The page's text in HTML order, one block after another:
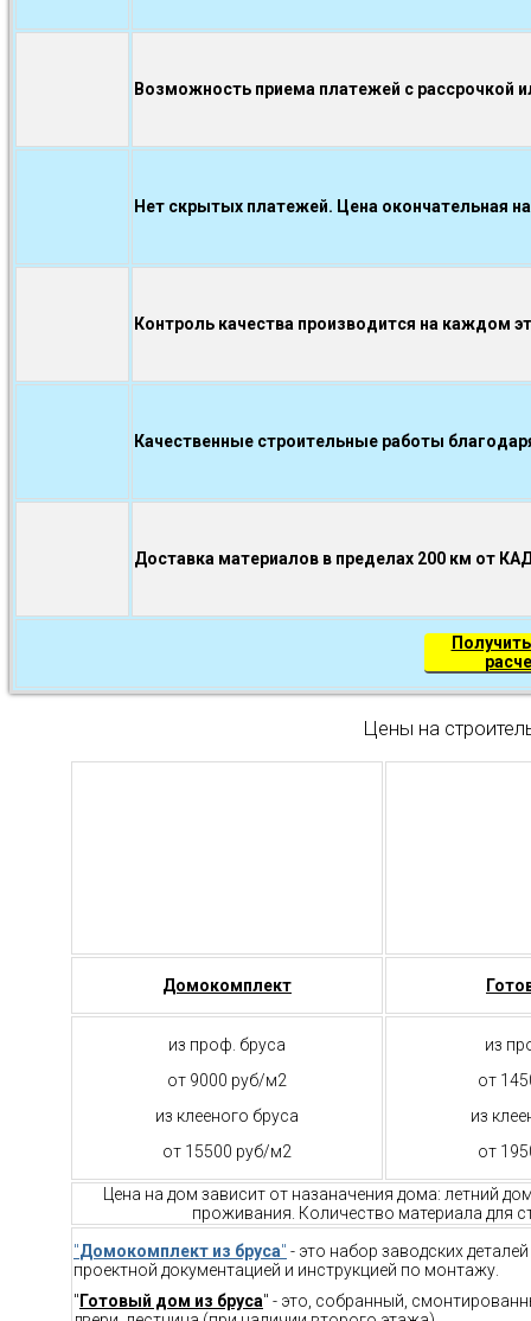
Возможность приема платежей с рассрочкой
Нет скрытых платежей. Цена окончательная
Контроль качества производится на каждом
Качественные строительные работы
Доставка материалов в пределах 200 км от
Цены на
Домокомплект
из проф. бруса
от 9000 руб/м2
из клееного бруса
от 15500 руб/м2
из
от
из
от
Цена на дом зависит от назаначения дома: летний
проживания. Количество материала для
"Домокомплект из бруса" - это набор заводских
проектной документацией и инструкцией по монтажу.
" Готовый дом из бруса" - это, собранный,